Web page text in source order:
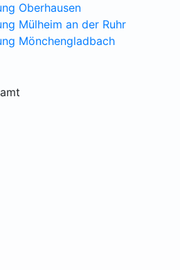
Oberhausen
Mülheim an der Ruhr
Mönchengladbach